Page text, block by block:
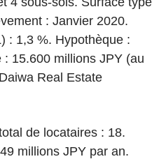
: Janvier 2020.
: 1,3 %. Hypothèque :
15.600 millions JPY (au
Real Estate
de locataires : 18.
millions JPY par an.